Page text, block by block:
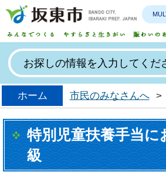
ホーム 市民のみなさんへ >
特別児童扶養手当に
級